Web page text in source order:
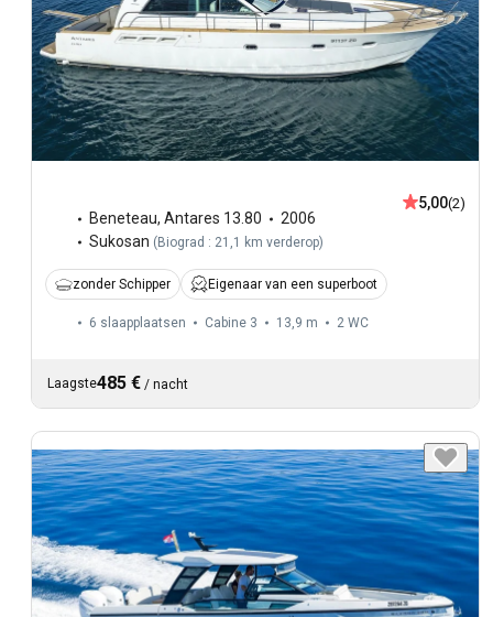
Beneteau, Antares 13.80
2006
Sukosan ( Biograd : 21,1 km verderop)
5,00(2)
zonder Schipper Eigenaar van een superboot
6 slaapplaatsen Cabine 3 13,9 m 2 WC
Laagste485 € / nacht